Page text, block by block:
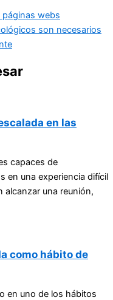
webs
son necesarios
en las
capaces de
en una experiencia difícil
alcanzar una reunión,
como hábito de
en uno de los hábitos